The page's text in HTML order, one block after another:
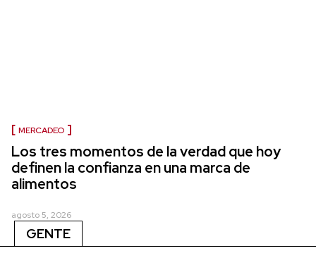
MERCADEO
Los tres momentos de la verdad que hoy
definen la confianza en una marca de
alimentos
agosto 5, 2026
GENTE